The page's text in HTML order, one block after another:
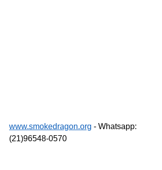
www.smokedragon.org - Whatsapp:
(21)96548-0570